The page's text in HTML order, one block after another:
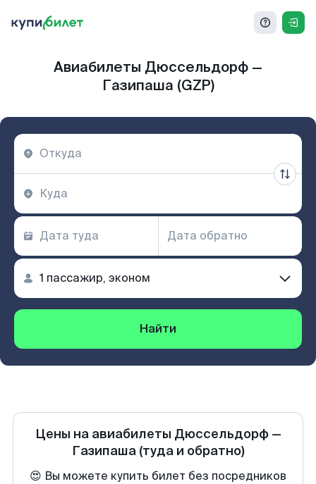
Авиабилеты Дюссельдорф —
Газипаша (GZP)
Найти
Цены на авиабилеты Дюссельдорф—
Газипаша (туда и обратно)
😍 Вы можете купить билет без посредников